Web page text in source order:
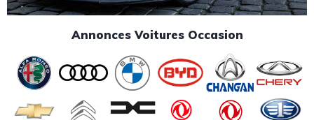
Annonces Voitures Occasion